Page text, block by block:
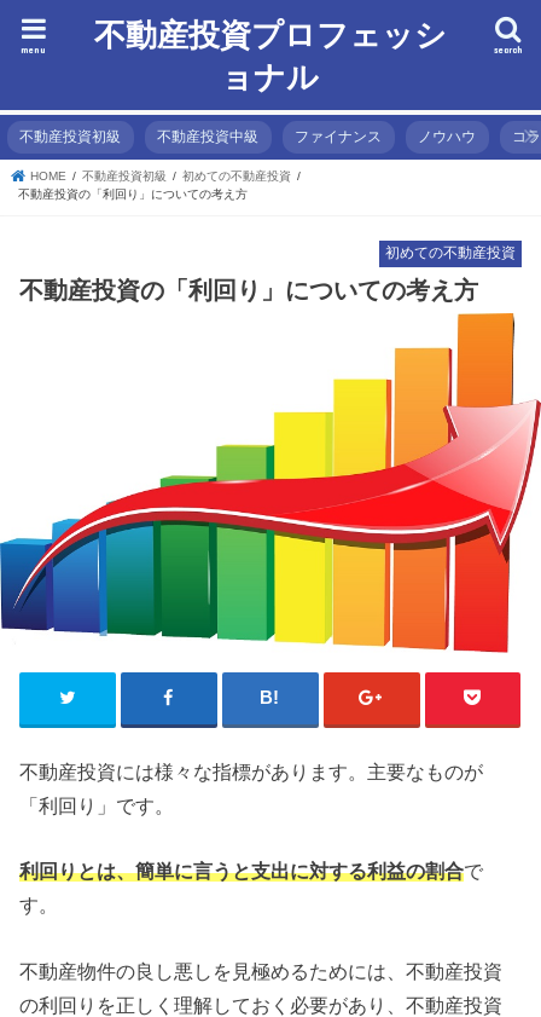
不動産投資プロフェッシ
ョナル
search
menu
不動産投資初級 不動産投資中級 ファイナンス ノウハウ コ
HOME 不動産投資初級
初めての不動産投資
不動産投資の「利回り」についての考え方
初めての不動産投資
不動産投資の「利回り」についての考え方
不動産投資には様々な指標があります。主要なものが
「利回り」です。
利回りとは、簡単に言うと支出に対する利益の割合で
す。
不動産物件の良し悪しを見極めるためには、不動産投資
の利回りを正しく理解しておく必要があり、不動産投資